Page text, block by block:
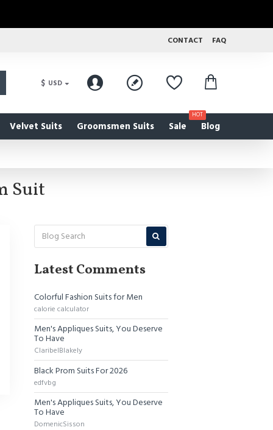
CONTACT FAQ
$ USD
Velvet Suits Groomsmen Suits Sale
HOT
Blog
Suit
Latest Comments
Colorful Fashion Suits for Men
calorie calculator
Men's Appliques Suits, You Deserve
To Have
ClaribelBlakely
Black Prom Suits For 2026
edfvbg
Men's Appliques Suits, You Deserve
To Have
DomenicSisson